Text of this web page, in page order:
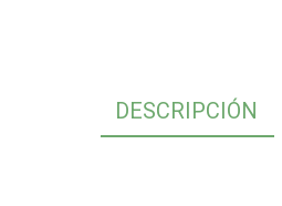
DESCRIPCIÓN